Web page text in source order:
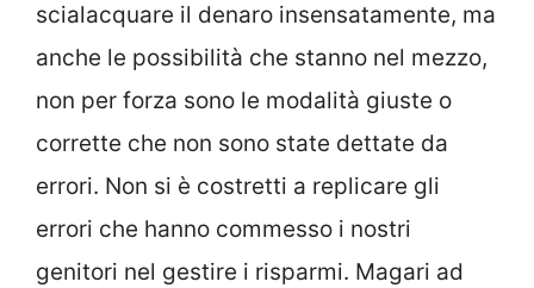
scialacquare il denaro insensatamente, ma
anche le possibilità che stanno nel mezzo,
non per forza sono le modalità giuste o
corrette che non sono state dettate da
errori. Non si è costretti a replicare gli
errori che hanno commesso i nostri
genitori nel gestire i risparmi. Magari ad